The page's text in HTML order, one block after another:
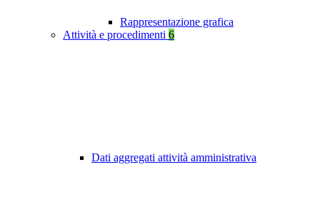
Rappresentazione grafica
Attività e procedimenti 6
Dati aggregati attività amministrativa